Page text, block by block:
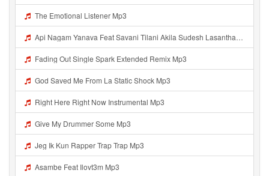
The Emotional Listener Mp3
Api Nagam Yanava Feat Savani Tilani Akila Sudesh Lasantha Mp3
Fading Out Single Spark Extended Remix Mp3
God Saved Me From La Static Shock Mp3
Right Here Right Now Instrumental Mp3
Give My Drummer Some Mp3
Jeg Ik Kun Rapper Trap Trap Mp3
Asambe Feat Ilovt3m Mp3